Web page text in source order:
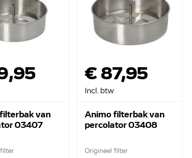
van
03407
€ 87,95
Incl. btw
Animo filterbak van
percolator 03408
Origineel filter